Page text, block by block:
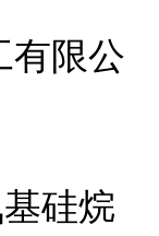
有限公
硅烷